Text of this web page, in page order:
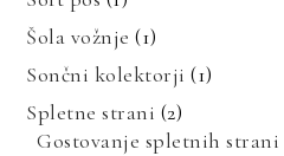
Šola vožnje (1)
Sončni kolektorji (1)
Spletne strani (2)
Gostovanje spletnih strani